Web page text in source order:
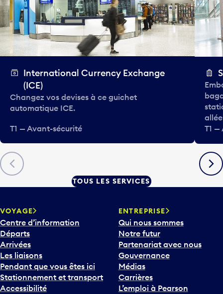
Précédent
International Currency Exchange
(ICE)
Changez vos devises à ce guichet
automatique ICE.
T1 — Avant-sécurité
T1
TOUS LES SERVICES
VOYAGE
Centre d’information
Départs
Arrivées
Les liaisons
Pendant que vous êtes ici
Stationnement et transport
Accessibilité
ENTREPRISE
Qui nous sommes
Notre futur
Partenariat avec nous
Gouvernance
Médias
Carrières
L’emploi à Pearson